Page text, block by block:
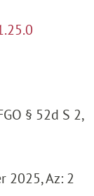
§ 52d S 2,
2025, Az: 2